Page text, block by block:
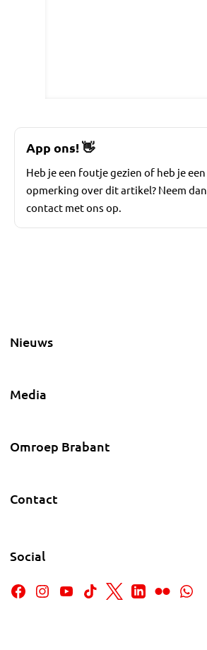
App ons!👋
Heb je een foutje gezien of heb je een
opmerking over dit artikel? Neem dan
contact met ons op.
Nieuws
Media
Omroep Brabant
Contact
Social